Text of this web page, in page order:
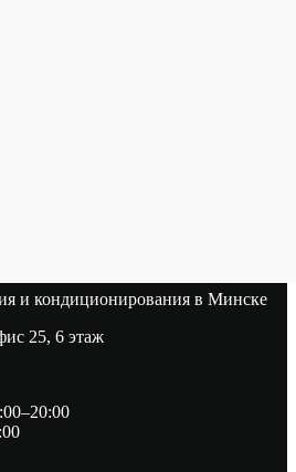
и кондиционирования в Минске
25, 6 этаж